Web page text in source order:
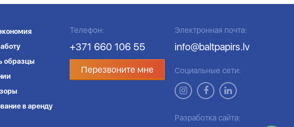
образцы
в аренду
Телефон:
+371 660 106 55
Перезвоните мне
Электронная почта:
info@baltpapirs.lv
Социальные сети:
Разработка сайта: